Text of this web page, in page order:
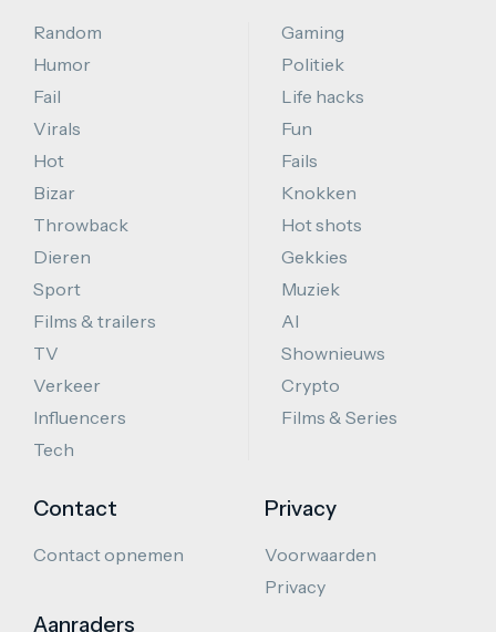
Random
Humor
Fail
Virals
Hot
Bizar
Throwback
Dieren
Sport
Films & trailers
TV
Verkeer
Influencers
Tech
Gaming
Politiek
Life hacks
Fun
Fails
Knokken
Hot shots
Gekkies
Muziek
AI
Shownieuws
Crypto
Films & Series
Contact
Contact opnemen
Aanraders
Privacy
Voorwaarden
Privacy